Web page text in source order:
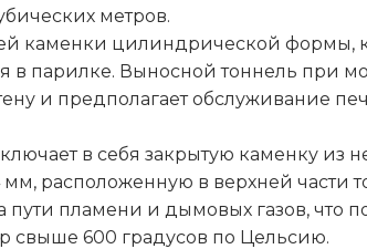
метров.
каменки цилиндрической формы,
в парилке. Выносной тоннель при
и предполагает обслуживание
в себя закрытую каменку из
расположенную в верхней части
пламени и дымовых газов, что
свыше 600 градусов по Цельсию.